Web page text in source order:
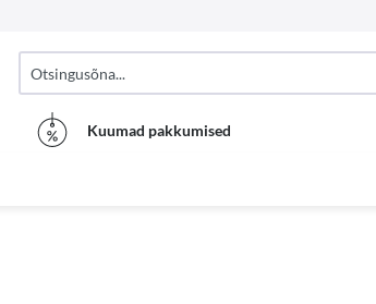
Kuumad pakkumised